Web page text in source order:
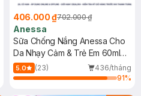
406.000 ₫702.000 ₫
Anessa
Sữa Chống Nắng Anessa Cho
Da Nhạy Cảm & Trẻ Em 60ml
(Mới)
5.0 (23)
436/tháng
91%